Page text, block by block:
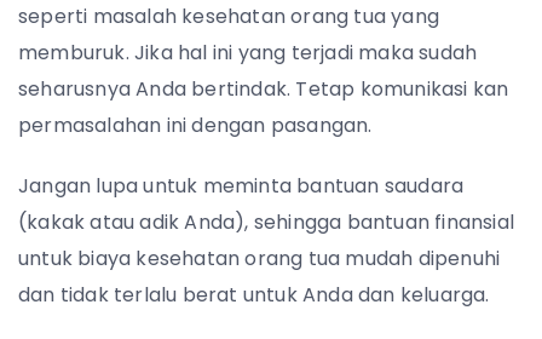
seperti masalah kesehatan orang tua yang
memburuk. Jika hal ini yang terjadi maka sudah
seharusnya Anda bertindak. Tetap komunikasi kan
permasalahan ini dengan pasangan.
Jangan lupa untuk meminta bantuan saudara
(kakak atau adik Anda), sehingga bantuan finansial
untuk biaya kesehatan orang tua mudah dipenuhi
dan tidak terlalu berat untuk Anda dan keluarga.